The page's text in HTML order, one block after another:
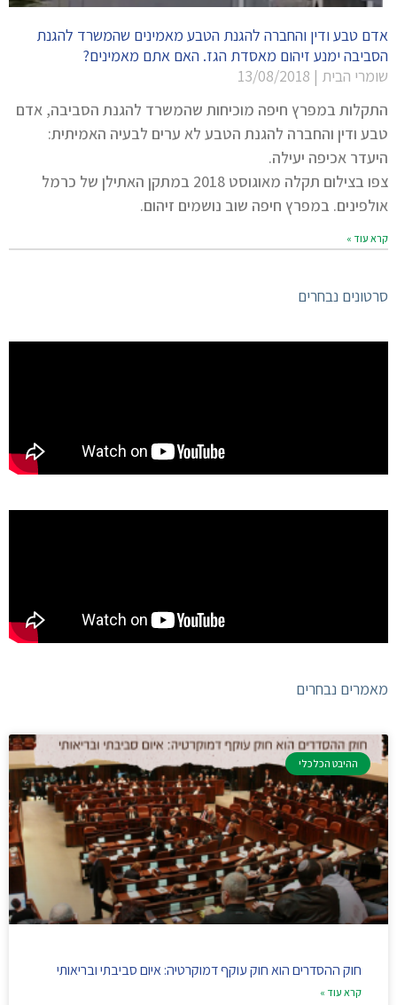
אדם טבע ודין והחברה להגנת הטבע מאמינים שהמשרד להגנת
הסביבה ימנע זיהום מאסדת הגז. האם אתם מאמינים?
שומרי הבית
התקלות במפרץ חיפה מוכיחות שהמשרד להגנת הסביבה, אדם
טבע ודין והחברה להגנת הטבע לא ערים לבעיה האמיתית:
היעדר אכיפה יעילה.
צפו בצילום תקלה מאוגוסט 2018 במתקן האתילן של כרמל
אולפינים. במפרץ חיפה שוב נושמים זיהום.
קרא עוד »
סרטונים נבחרים
מאמרים נבחרים
ההיבט הכלכלי
חוק ההסדרים הוא חוק עוקף דמוקרטיה: איום סביבתי ובריאותי
קרא עוד »